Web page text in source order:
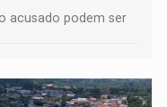
acusado podem ser